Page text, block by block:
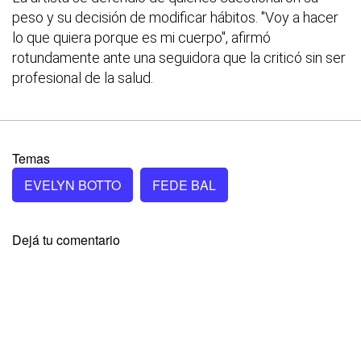
peso y su decisión de modificar hábitos. "Voy a hacer
lo que quiera porque es mi cuerpo", afirmó
rotundamente ante una seguidora que la criticó sin ser
profesional de la salud.
Temas
EVELYN BOTTO
FEDE BAL
Dejá tu comentario